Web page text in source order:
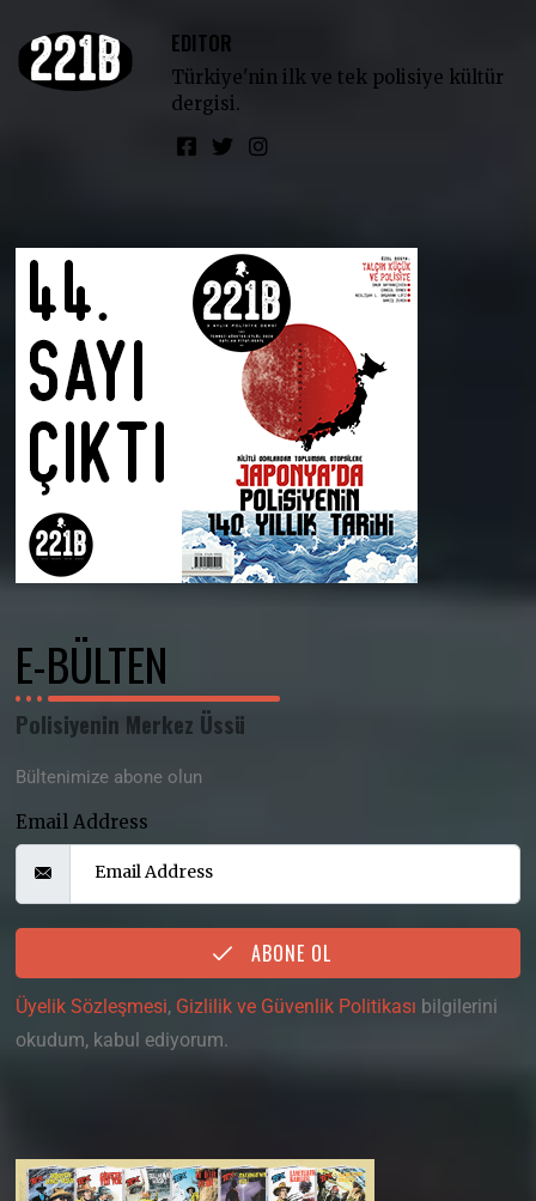
EDITOR
Türkiye'nin ilk ve tek polisiye kültür
dergisi.
E-BÜLTEN
Polisiyenin Merkez Üssü
Bültenimize abone olun
Email Address
ABONE OL
Üyelik Sözleşmesi, Gizlilik ve Güvenlik Politikası bilgilerini
okudum, kabul ediyorum.